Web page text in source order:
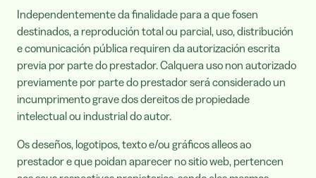
Independentemente da finalidade para a que fosen
destinados, a reprodución total ou parcial, uso, distribución
e comunicación pública requiren da autorización escrita
previa por parte do prestador. Calquera uso non autorizado
previamente por parte do prestador será considerado un
incumprimento grave dos dereitos de propiedade
intelectual ou industrial do autor.
Os deseños, logotipos, texto e/ou gráficos alleos ao
prestador e que poidan aparecer no sitio web, pertencen